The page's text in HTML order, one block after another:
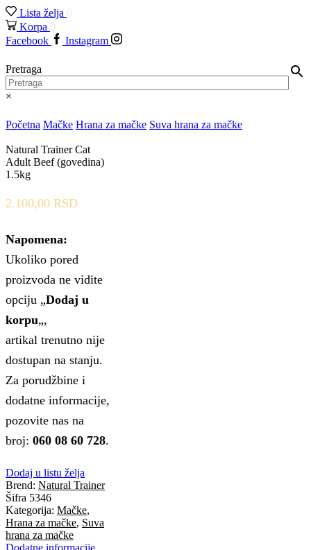
Lista želja 0
Korpa 0
Facebook
Instagram
Pretraga
×
Početna Mačke Hrana za mačke Suva hrana za mačke
Natural Trainer Cat
Adult Beef (govedina)
1.5kg
2.100,00 RSD
Napomena:
Ukoliko pored
proizvoda ne vidite
opciju „Dodaj u
korpu„,
artikal trenutno nije
dostupan na stanju.
Za porudžbine i
dodatne informacije,
pozovite nas na
broj: 060 08 60 728.
Dodaj u listu želja
Brend: Natural Trainer
Šifra 5346
Kategorija: Mačke,
Hrana za mačke, Suva
hrana za mačke
Dodatne informacije